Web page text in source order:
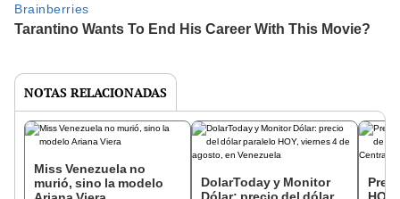
NOTAS RELACIONADAS
Miss Venezuela no
murió, sino la modelo
DolarToday y Monitor